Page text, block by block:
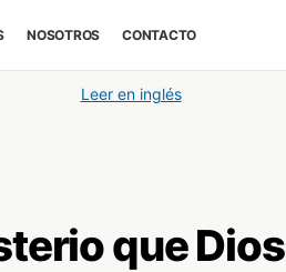
NOSOTROS CONTACTO
Leer en inglés
que Dios